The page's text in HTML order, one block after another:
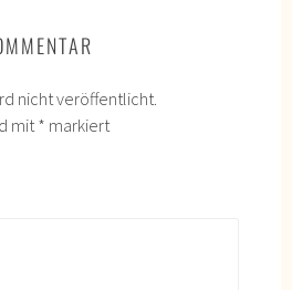
nicht veröffentlicht.
mit* markiert